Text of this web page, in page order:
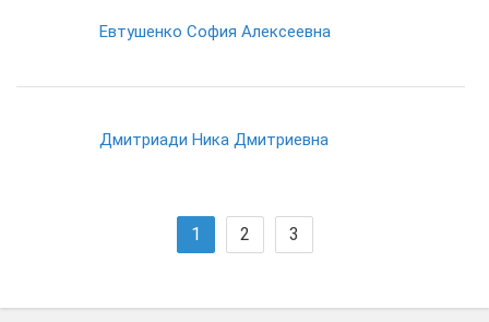
Евтушенко София Алексеевна
Дмитриади Ника Дмитриевна
1 2 3